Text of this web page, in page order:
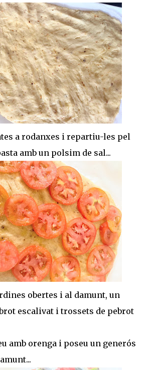
a rodanxes i repartiu-les pel
amb un polsim de sal...
obertes i al damunt, un
escalivat i trossets de pebrot
amb orenga i poseu un generós